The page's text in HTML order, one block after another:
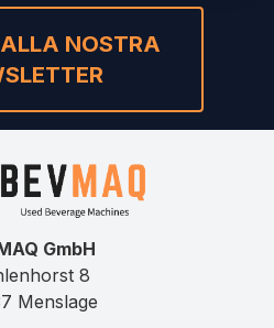
NOSTRA
GmbH
8
Menslage